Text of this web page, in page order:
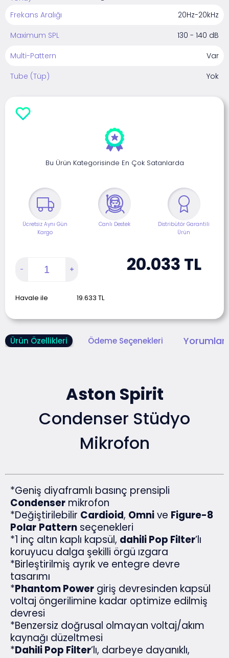
Frekans Aralığı
20Hz-20kHz
Maximum SPL
130 - 140 dB
Multi-Pattern
Var
Tube (Tüp)
Yok
Bu Ürün Kategorisinde En Çok Satanlarda
Ücretsiz Aynı Gün
Kargo
Canlı Destek
Distribütör Garantili
Ürün
20.033 TL
Havale ile 19.633 TL
Ürün Özellikleri Ödeme Seçenekleri
Aston Spirit
Condenser Stüdyo
Mikrofon
*Geniş diyaframlı basınç prensipli
Condenser mikrofon
*Değiştirilebilir Cardioid, Omnive Figure-8
Polar Pattern seçenekleri
*1 inç altın kaplı kapsül, dahili Pop Filter’lı
koruyucu dalga şekilli örgü ızgara
*Birleştirilmiş ayrık ve entegre devre
tasarımı
*Phantom Power giriş devresinden kapsül
voltaj öngerilimine kadar optimize edilmiş
devresi
*Benzersiz doğrusal olmayan voltaj/akım
kaynağı düzeltmesi
*Dahili Pop Filter’lı, darbeye dayanıklı,